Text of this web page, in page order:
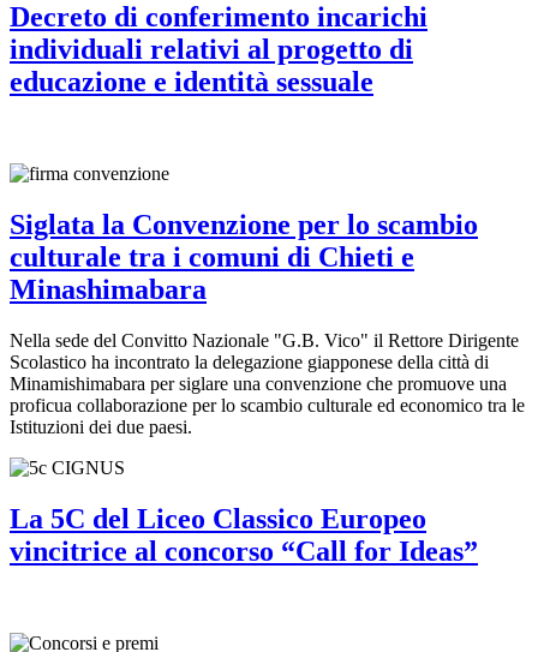
Decreto di conferimento incarichi
individuali relativi al progetto di
educazione e identità sessuale
Siglata la Convenzione per lo scambio
culturale tra i comuni di Chieti e
Minashimabara
Nella sede del Convitto Nazionale "G.B. Vico" il Rettore Dirigente
Scolastico ha incontrato la delegazione giapponese della città di
Minamishimabara per siglare una convenzione che promuove una
proficua collaborazione per lo scambio culturale ed economico tra le
Istituzioni dei due paesi.
La 5C del Liceo Classico Europeo
vincitrice al concorso “Call for Ideas”